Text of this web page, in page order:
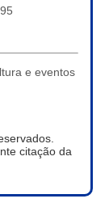
e eventos
citação da